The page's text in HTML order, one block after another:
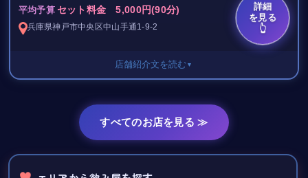
お一人様～団体様まで様々なシーンでお使いいただけます。
ＪＡＺＺのリズムと楽しい会話が
貴方にお会い出来る日を心よりお待ちしております。
平均予算 セット料金 5,000円(90分)
兵庫県神戸市中央区中山手通1-9-2
詳細
を見る
👆
店舗紹介文を読む ▼
セット料金 5,000円/90分
ボトルキープ 10,000円～
ショット 1,000円～
゜・*:.。..。.:*・゜・*:.。. .。.:*・゜゜・
すべてのお店を見る ≫